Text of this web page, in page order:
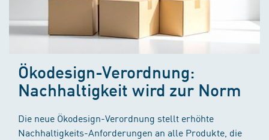
Ökodesign-Verordnung:
Nachhaltigkeit wird zur Norm
Die neue Ökodesign-Verordnung stellt erhöhte
Nachhaltigkeits-Anforderungen an alle Produkte, die